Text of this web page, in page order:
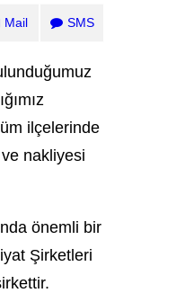
Mail SMS
ilçelerinde
ve nakliyesi
önemli bir
Şirketleri